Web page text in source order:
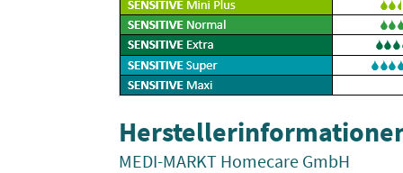
MEDI-MARKT Homecare GmbH